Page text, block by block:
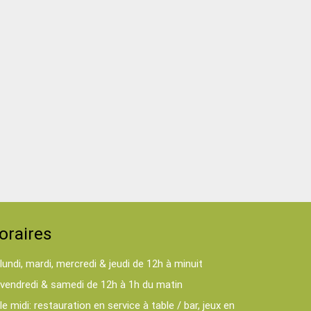
lundi, mardi, mercredi & jeudi de 12h à minuit
vendredi & samedi de 12h à 1h du matin
le midi: restauration en service à table / bar, jeux en